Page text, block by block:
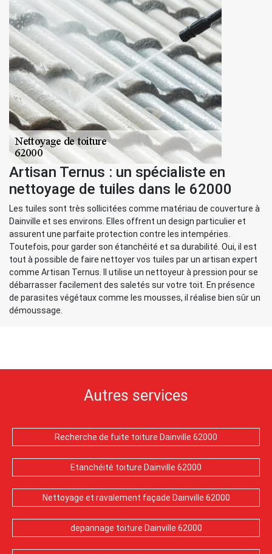
Artisan Ternus : un spécialiste en
nettoyage de tuiles dans le 62000
Les tuiles sont très sollicitées comme matériau de couverture à
Dainville et ses environs. Elles offrent un design particulier et
assurent une parfaite protection contre les intempéries.
Toutefois, pour garder son étanchéité et sa durabilité. Oui, il est
tout à possible de faire nettoyer vos tuiles par un artisan expert
comme Artisan Ternus. Il utilise un nettoyeur à pression pour se
débarrasser facilement des saletés sur votre toit. En présence
de parasites végétaux comme les mousses, il réalise bien sûr un
démoussage.
Autres services
Recherche de fuite toiture Dainville 62000
Etanchéité toiture Dainville 62000
Nettoyage et ravalement façade Dainville 62000
depannage toiture Dainville 62000